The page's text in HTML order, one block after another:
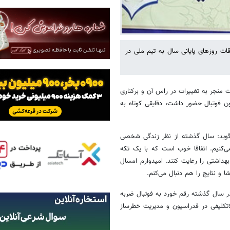
روزهای پایانی سال به تیم ملی در
منجر به تغییرات در راس آن و برکناری
حضور داشت، دقایقی کوتاه به
سال گذشته از نظر زندگی شخصی
اتفاقا خوب است که با یک تکه
را رعایت کنند. امیدوارم امسال
و نتایج را هم دنبال می‌کنم.
سال گذشته رقم خورد به فوتبال ضربه
در فدراسیون و مدیریت خطرساز